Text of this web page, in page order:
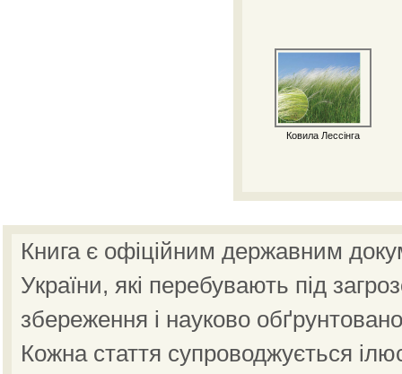
Ковила Лессінга
Книга є офіційним державним
України, які перебувають під
збереження і науково
Кожна стаття супроводжується